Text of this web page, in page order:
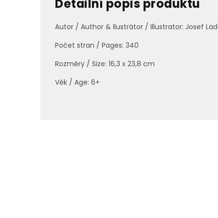
Detailní popis produktu
Autor / Author & Ilustrátor / Illustrator: Josef
Počet stran / Pages: 340
Rozměry / Size: 16,3 x 23,8 cm
Věk / Age: 6+